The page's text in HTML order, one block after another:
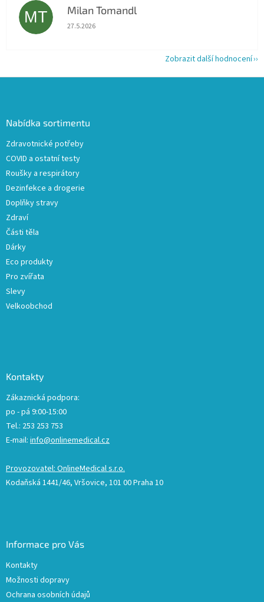
MT Milan Tomandl
Hodnocení obchodu je 5 z 5 hvězdiček.
27.5.2026
Zobrazit další hodnocení
Nabídka sortimentu
Zdravotnické potřeby
COVID a ostatní testy
Roušky a respirátory
Dezinfekce a drogerie
Doplňky stravy
Zdraví
Části těla
Dárky
Eco produkty
Pro zvířata
Slevy
Velkoobchod
Kontakty
Zákaznická podpora:
po - pá 9:00-15:00
Tel.: 253 253 753
E-mail: info@onlinemedical.cz
Provozovatel: OnlineMedical s.r.o.
Kodaňská 1441/46, Vršovice, 101 00 Praha 10
Informace pro Vás
Kontakty
Možnosti dopravy
Ochrana osobních údajů